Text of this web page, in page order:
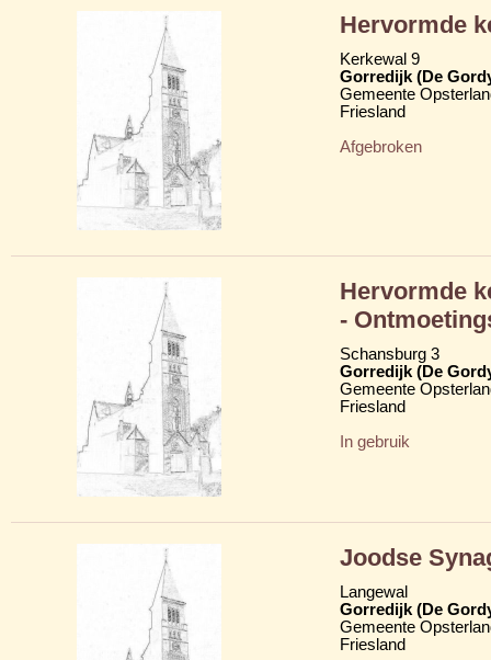
Hervormde
Kerkewal 9
Gorredijk (De
Gemeente
Friesland
Afgebroken
Hervormde
-
Schansburg 3
Gorredijk (De
Gemeente
Friesland
In gebruik
Joodse
Langewal
Gorredijk (De
Gemeente
Friesland